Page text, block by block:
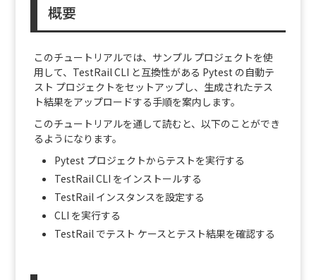
概要
このチュートリアルでは、サンプル プロジェクトを使
用して、TestRail CLI と互換性がある Pytest の自動テ
スト プロジェクトをセットアップし、生成されたテス
ト結果をアップロードする手順を案内します。
このチュートリアルを通して読むと、以下のことができ
るようになります。
Pytest プロジェクトからテストを実行する
TestRail CLI をインストールする
TestRail インスタンスを設定する
CLI を実行する
TestRail でテスト ケースとテスト結果を確認する